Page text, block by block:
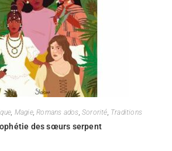
, Magie,Romans ados, Sororité, Traditions
des sœurs serpent